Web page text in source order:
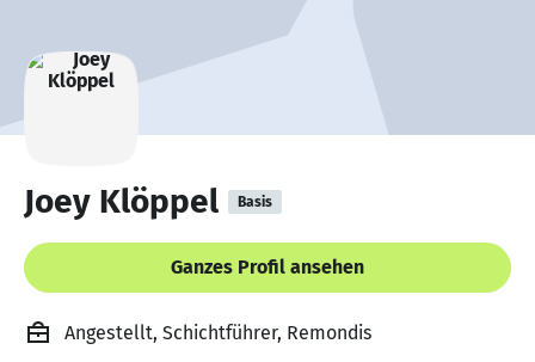
Joey Klöppel Basis
Ganzes Profil ansehen
Angestellt, Schichtführer, Remondis